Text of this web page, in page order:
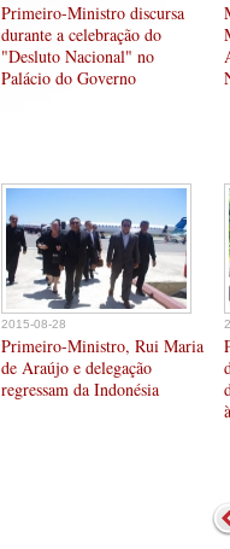
Primeiro-Ministro discursa
durante a celebração do
"Desluto Nacional" no
Palácio do Governo
2015-08-28
Primeiro-Ministro, Rui Maria
de Araújo e delegação
regressam da Indonésia